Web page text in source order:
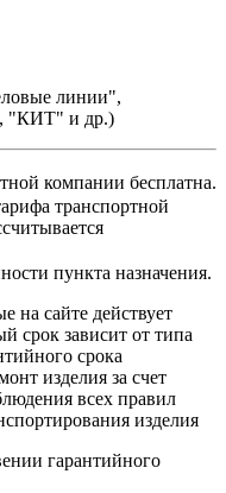
линии",
"КИТ" и др.)
компании бесплатна.
транспортной
пункта назначения.
на сайте действует
срок зависит от типа
срока
изделия за счет
всех правил
изделия
гарантийного